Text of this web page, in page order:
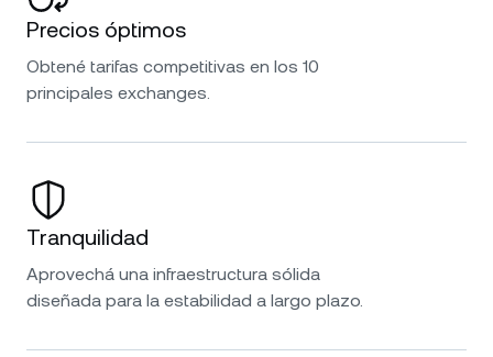
Precios óptimos
Obtené tarifas competitivas en los 10
principales exchanges.
Tranquilidad
Aprovechá una infraestructura sólida
diseñada para la estabilidad a largo plazo.